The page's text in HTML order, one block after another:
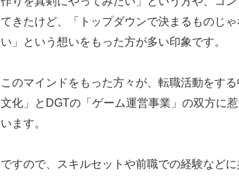
てきたけど、「トップダウンで決まるものじ
い」という想いをもった方が多い印象です。
このマインドをもった方々が、転職活動をす
文化」とDGTの「ゲーム運営事業」の双方に
います。
ですので、スキルセットや前職での経験など